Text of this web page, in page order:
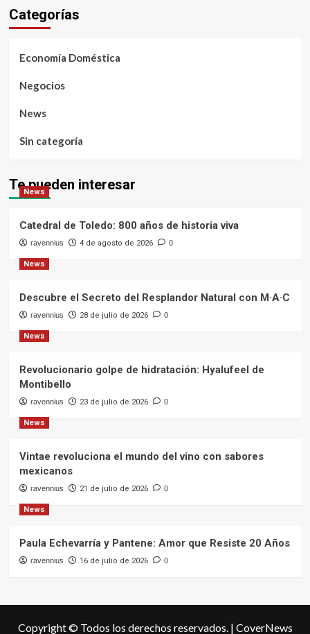
Categorías
Economía Doméstica
Negocios
News
Sin categoría
Te pueden interesar
News
Catedral de Toledo: 800 años de historia viva
ravennius 4 de agosto de 2026 0
News
Descubre el Secreto del Resplandor Natural con M·A·C
ravennius 28 de julio de 2026 0
News
Revolucionario golpe de hidratación: Hyalufeel de
Montibello
ravennius 23 de julio de 2026 0
News
Vintae revoluciona el mundo del vino con sabores
mexicanos
ravennius 21 de julio de 2026 0
News
Paula Echevarría y Pantene: Amor que Resiste 20 Años
ravennius 16 de julio de 2026 0
Copyright © Todos los derechos reservados. | CoverNews